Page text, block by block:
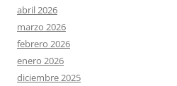
abril 2026
marzo 2026
febrero 2026
enero 2026
diciembre 2025